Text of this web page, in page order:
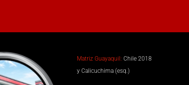
Matriz Guayaquil: Chile 2018
y Calicuchima (esq.)